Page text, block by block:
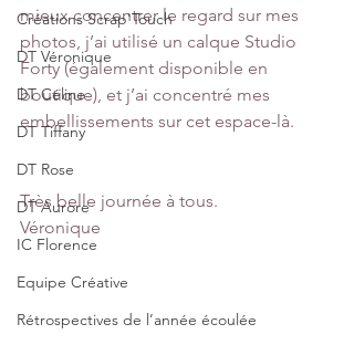
Créations Scrap'Touch
DT Véronique
DT Céline
DT Tiffany
DT Rose
DT Aurore
IC Florence
Equipe Créative
Rétrospectives de l’année écoulée
mieux concentrer le regard sur mes
photos, j’ai utilisé un calque Studio
Forty (également disponible en
boutique), et j’ai concentré mes
embellissements sur cet espace-là.
Très belle journée à tous.
Véronique